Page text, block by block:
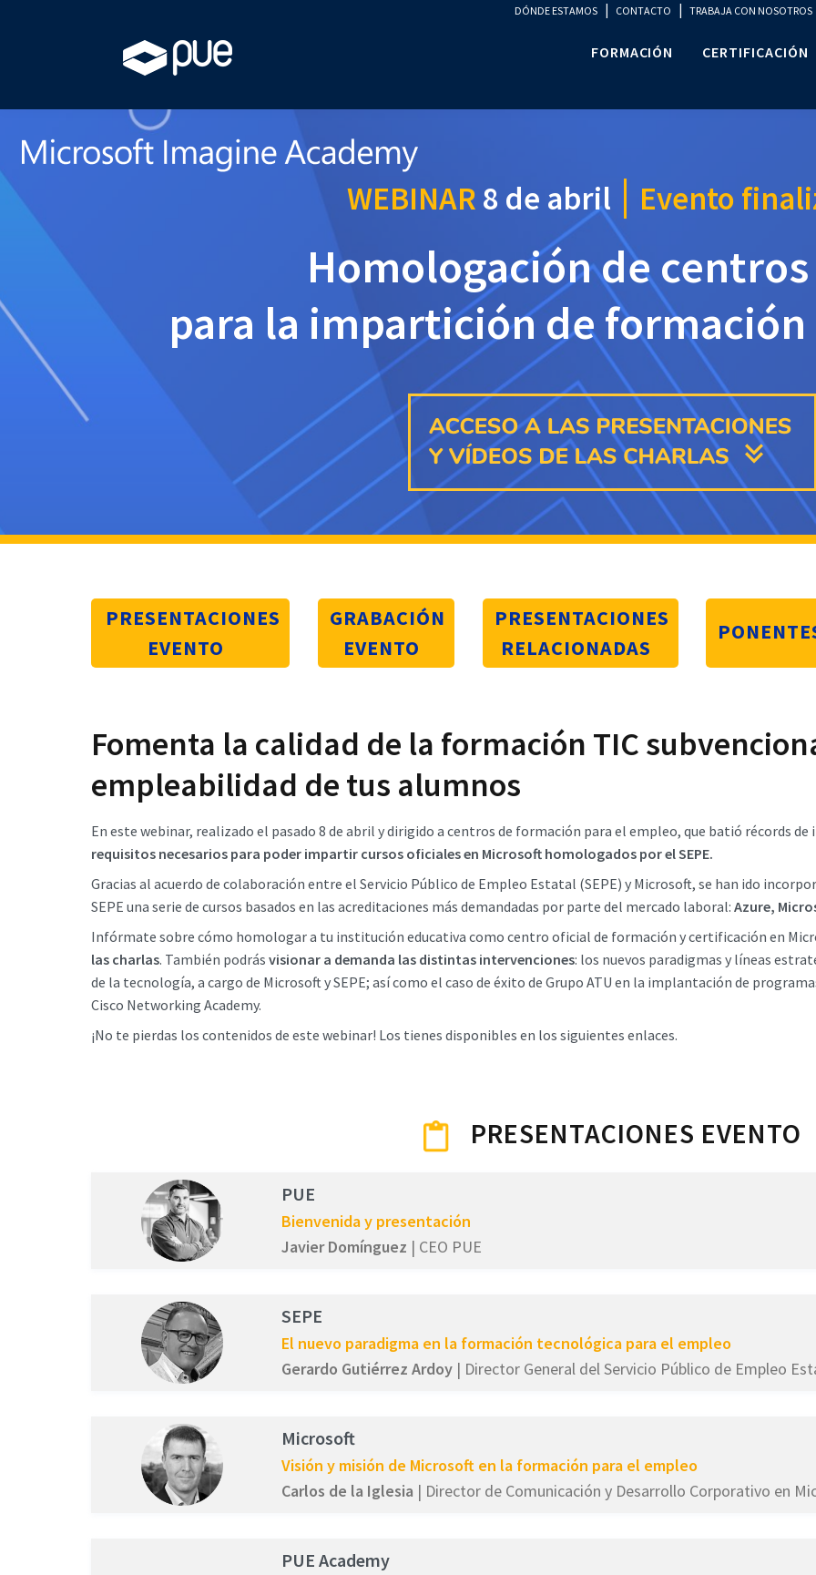
DÓNDE ESTAMOS | CONTACTO | TRABAJA CON NOSOTROS
FORMACIÓN CERTIFICACIÓN
WEBINAR 8 de abril Evento
Homologación de centros
para la impartición de
PRESENTACIONES
EVENTO
GRABACIÓN
EVENTO
PRESENTACIONES
RELACIONADAS
Fomenta la calidad de la formación TIC
empleabilidad de tus alumnos
En este webinar, realizado el pasado 8 de abril y dirigido a centros de formación para el empleo, que batió récords
requisitos necesarios para poder impartir cursos oficiales en Microsoft homologados por el SEPE.
Gracias al acuerdo de colaboración entre el Servicio Público de Empleo Estatal (SEPE) y Microsoft, se han ido
SEPE una serie de cursos basados en las acreditaciones más demandadas por parte del mercado laboral: Azure,
Infórmate sobre cómo homologar a tu institución educativa como centro oficial de formación y certificación en
las charlas. También podrás visionar a demanda las distintas intervenciones: los nuevos paradigmas y líneas
de la tecnología, a cargo de Microsoft y SEPE; así como el caso de éxito de Grupo ATU en la implantación de
Cisco Networking Academy.
¡No te pierdas los contenidos de este webinar! Los tienes disponibles en los siguientes enlaces.
PRESENTACIONES EVENTO
PUE
Bienvenida y presentación
Javier Domínguez | CEO PUE
SEPE
El nuevo paradigma en la formación tecnológica para el empleo
Gerardo Gutiérrez Ardoy| Director General del Servicio Público de Empleo
Microsoft
Visión y misión de Microsoft en la formación para el empleo
Carlos de la Iglesia | Director de Comunicación y Desarrollo Corporativo en
PUE Academy